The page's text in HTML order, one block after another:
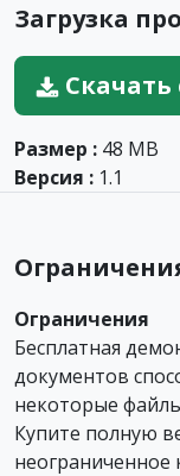
Загрузка
Скачать
Размер : 48 MB
Версия : 1.1
Ограничения
Бесплатная
документов
некоторые
Купите полную
неограниченное